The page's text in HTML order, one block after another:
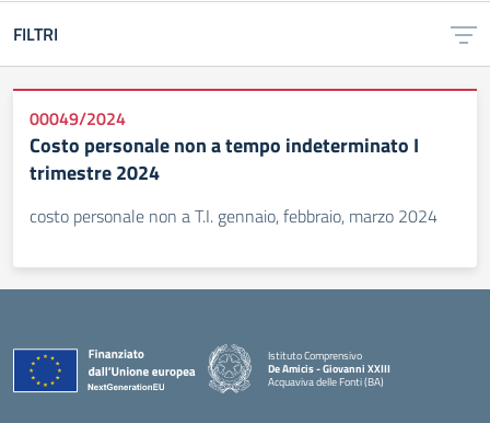
FILTRI
00049/2024
Costo personale non a tempo indeterminato I
trimestre 2024
costo personale non a T.I. gennaio, febbraio, marzo 2024
Istituto Comprensivo
De Amicis - Giovanni XXIII
Acquaviva delle Fonti (BA)
— Visita la pagina iniziale della scuola